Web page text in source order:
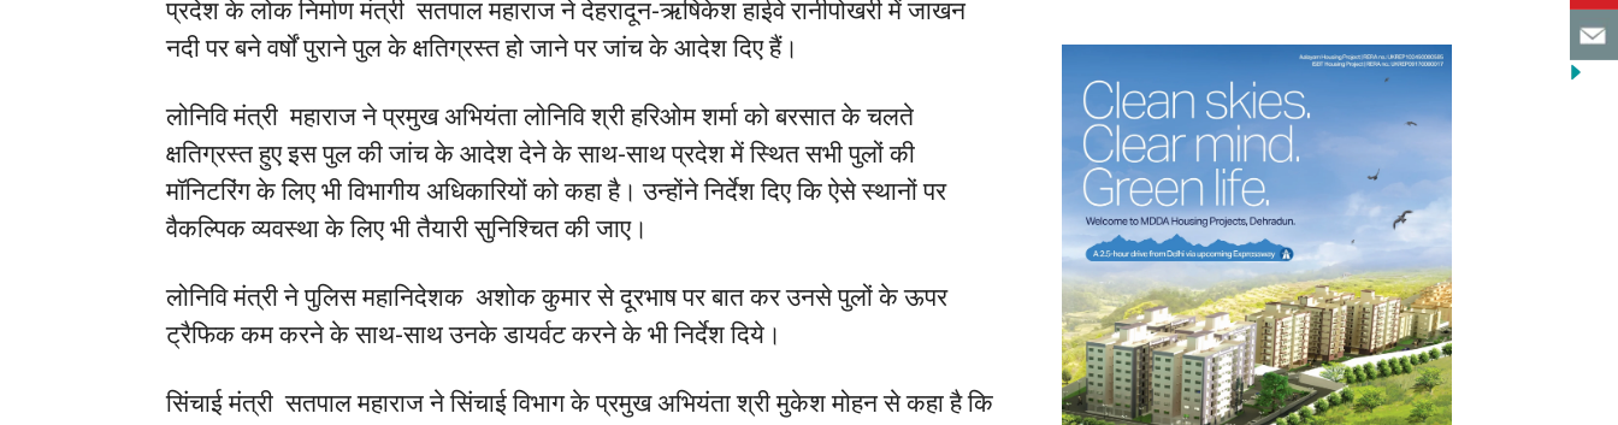
प्रदेश के लोक निर्माण मंत्री सतपाल महाराज ने देहरादून-ऋषिकेश हाईवे रानीपोखरी में जाखन
नदी पर बने वर्षों पुराने पुल के क्षतिग्रस्त हो जाने पर जांच के आदेश दिए हैं।
लोनिवि मंत्री महाराज ने प्रमुख अभियंता लोनिवि श्री हरिओम शर्मा को बरसात के चलते
क्षतिग्रस्त हुए इस पुल की जांच के आदेश देने के साथ-साथ प्रदेश में स्थित सभी पुलों की
मॉनिटरिंग के लिए भी विभागीय अधिकारियों को कहा है। उन्होंने निर्देश दिए कि ऐसे स्थानों पर
वैकल्पिक व्यवस्था के लिए भी तैयारी सुनिश्चित की जाए।
लोनिवि मंत्री ने पुलिस महानिदेशक अशोक कुमार से दूरभाष पर बात कर उनसे पुलों के ऊपर
ट्रैफिक कम करने के साथ-साथ उनके डायर्वट करने के भी निर्देश दिये।
सिंचाई मंत्री सतपाल महाराज ने सिंचाई विभाग के प्रमुख अभियंता श्री मुकेश मोहन से कहा है कि